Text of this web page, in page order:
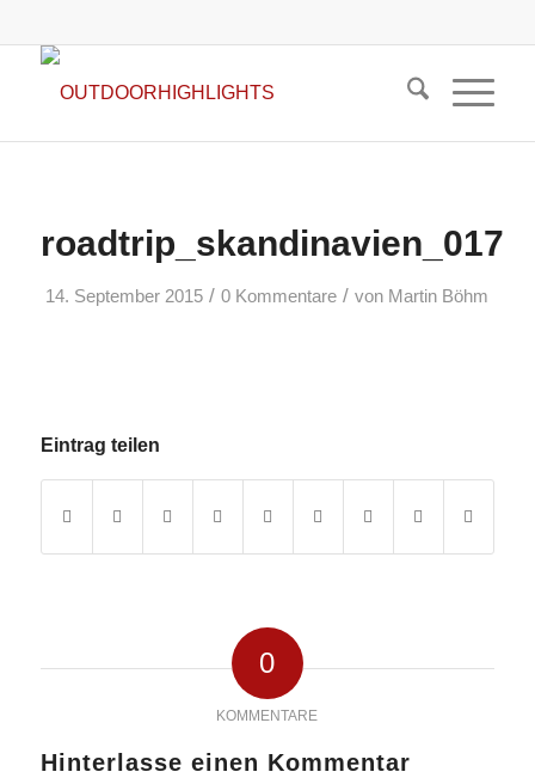
roadtrip_skandinavien_017
14. September 2015 / 0 Kommentare / von Martin Böhm
Eintrag teilen
0
KOMMENTARE
Hinterlasse einen Kommentar